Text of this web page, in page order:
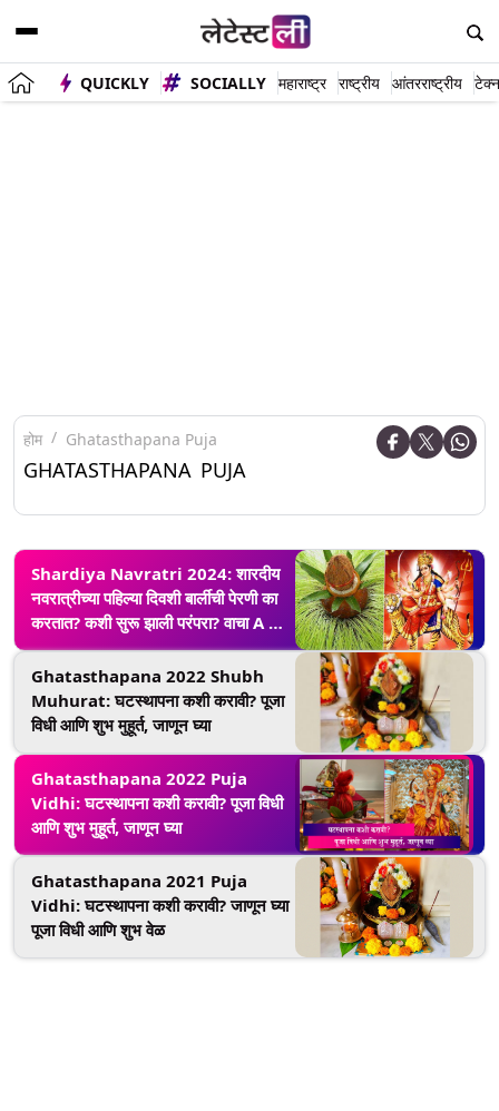
QUICKLY SOCIALLY महाराष्ट्र राष्ट्रीय आंतरराष्ट्रीय
होम Ghatasthapana Puja
GHATASTHAPANA PUJA
Shardiya Navratri 2024: शारदीय
नवरात्रीच्या पहिल्या दिवशी बार्लीची पेरणी का
करतात? कशी सुरू झाली परंपरा? वाचा A टू
Z माहिती
Ghatasthapana 2022 Shubh
Muhurat: घटस्थापना कशी करावी? पूजा
विधी आणि शुभ मुहूर्त, जाणून घ्या
Ghatasthapana 2022 Puja
Vidhi: घटस्थापना कशी करावी? पूजा विधी
आणि शुभ मुहूर्त, जाणून घ्या
Ghatasthapana 2021 Puja
Vidhi: घटस्थापना कशी करावी? जाणून घ्या
पूजा विधी आणि शुभ वेळ